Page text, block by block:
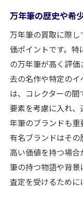
万年筆の歴史や希
万年筆の買取に際
価ポイントです。
の万年筆が高く評
去の名作や特定の
は、コレクターの
要素を考慮に入れ
年筆のブランドも
有名ブランドはそ
高い価値を持つ場
筆の持つ物語や背景
査定を受けるために